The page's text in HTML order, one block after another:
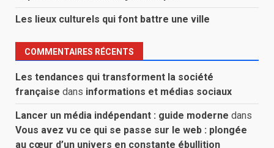
Les lieux culturels qui font battre une ville
COMMENTAIRES RÉCENTS
Les tendances qui transforment la société
française dans informations et médias sociaux
Lancer un média indépendant : guide moderne dans
Vous avez vu ce qui se passe sur le web : plongée
au cœur d’un univers en constante ébullition